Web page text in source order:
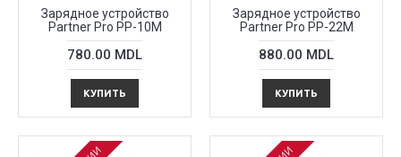
Зарядное устройство
Partner Pro PP-10M
780.00 MDL
КУПИТЬ
Зарядное устройство
Partner Pro PP-22M
880.00 MDL
КУПИТЬ